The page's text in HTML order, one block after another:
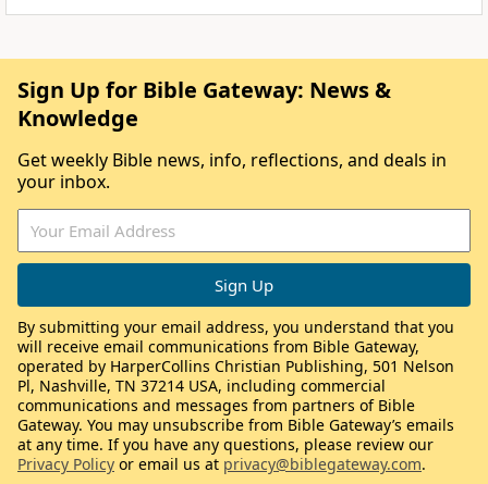
Sign Up for Bible Gateway: News &
Knowledge
Get weekly Bible news, info, reflections, and deals in
your inbox.
By submitting your email address, you understand that you
will receive email communications from Bible Gateway,
operated by HarperCollins Christian Publishing, 501 Nelson
Pl, Nashville, TN 37214 USA, including commercial
communications and messages from partners of Bible
Gateway. You may unsubscribe from Bible Gateway’s emails
at any time. If you have any questions, please review our
Privacy Policy or email us at privacy@biblegateway.com.